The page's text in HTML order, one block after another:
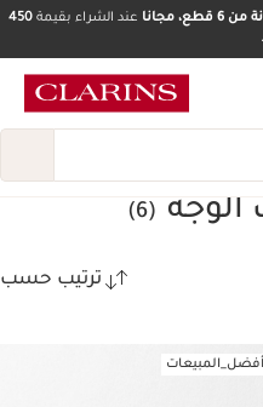
انتقل إلى أسفل الصفحة
مجانا عند الشراء بقيمة450
(6)
ترتيب حسب
أفضل_المبيعات